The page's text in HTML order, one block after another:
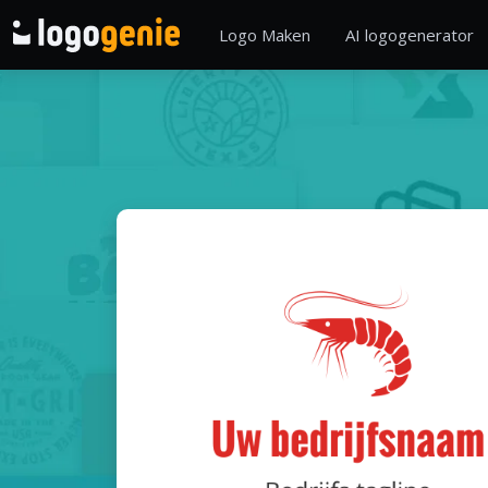
Logo Maken AI logogenerator